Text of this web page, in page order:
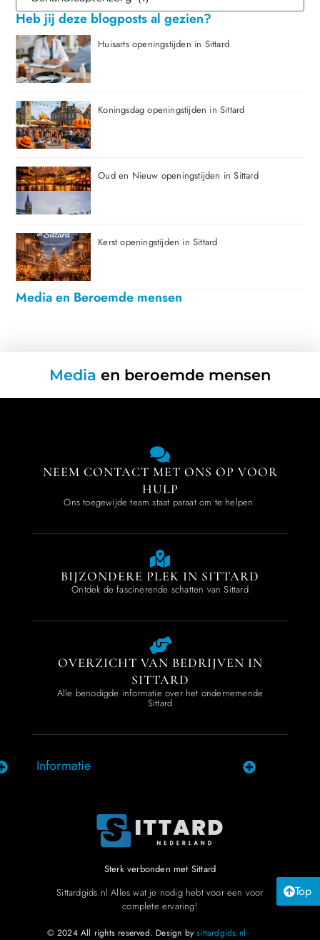
Top
Heb jij deze blogposts al gezien?
Huisarts openingstijden in Sittard
Koningsdag openingstijden in Sittard
Oud en Nieuw openingstijden in Sittard
Kerst openingstijden in Sittard
Media en Beroemde mensen
Media en beroemde mensen
NEEM CONTACT MET ONS OP VOOR
HULP
Ons toegewijde team staat paraat om te helpen.
BIJZONDERE PLEK IN SITTARD
Ontdek de fascinerende schatten van Sittard
OVERZICHT VAN BEDRIJVEN IN
SITTARD
Alle benodigde informatie over het ondernemende
Sittard
Informatie
Sterk verbonden met Sittard
Sittardgids.nl Alles wat je nodig hebt voor een voor
complete ervaring!
© 2024 All rights reserved. Design bysittardgids.nl